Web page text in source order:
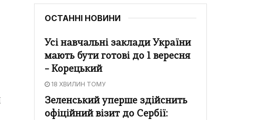
ОСТАННІ НОВИНИ
Усі навчальні заклади України
мають бути готові до 1 вересня
– Корецький
18 ХВИЛИН ТОМУ
Зеленський уперше здійснить
офіційний візит до Сербії: